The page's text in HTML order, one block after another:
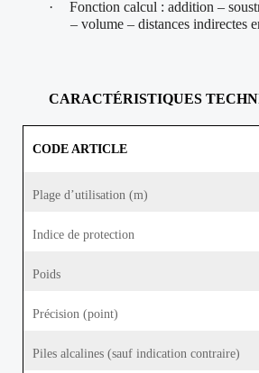
·
Fonction calcul : addition –
– volume – distances indirectes
CARACTÉRISTIQUES
CODE ARTICLE
Plage d’utilisation (m)
Indice de protection
Poids
Précision (point)
Piles alcalines (sauf indication contraire)